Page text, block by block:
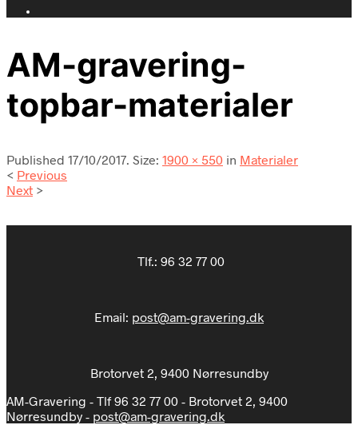
AM-gravering-
topbar-materialer
Published 17/10/2017. Size: 1900 × 550 in Materialer
< Previous
Next >
Tlf.: 96 32 77 00
Email: post@am-gravering.dk
Brotorvet 2, 9400 Nørresundby
AM-Gravering - Tlf 96 32 77 00 - Brotorvet 2, 9400
Nørresundby - post@am-gravering.dk